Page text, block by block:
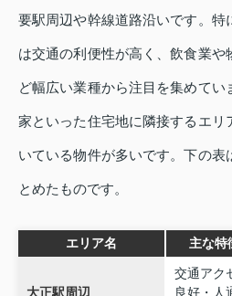
要駅周辺や幹線道路沿いです。特
は交通の利便性が高く、飲食業や
ど幅広い業種から注目を集めて
家といった住宅地に隣接するエリ
いている物件が多いです。下の表
とめたものです。
エリア名 主な特
大正駅周辺
交通アク
良好・人